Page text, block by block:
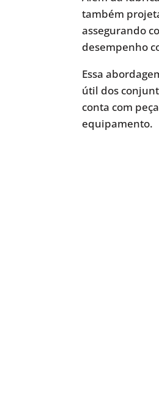
também
assegurando
desempenho
Essa
útil dos
conta com
equipamento.